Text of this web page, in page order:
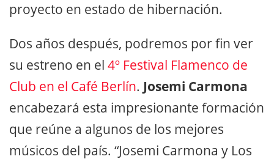
proyecto en estado de hibernación.
Dos años después, podremos por fin ver
su estreno en el 4º Festival Flamenco de
Club en el Café Berlín. Josemi Carmona
encabezará esta impresionante formación
que reúne a algunos de los mejores
músicos del país. “Josemi Carmona y Los